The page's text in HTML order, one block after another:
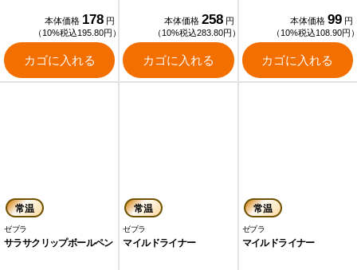
本体価格 178 円
（10%税込195.80円）
カゴに入れる
本体価格 258 円
（10%税込283.80円）
カゴに入れる
本体価格 99 円
（10%税込108.90円
カゴに入れる
常温
ゼブラ
サラサクリップボールペン
常温
ゼブラ
マイルドライナー
常温
ゼブラ
マイルドライナー